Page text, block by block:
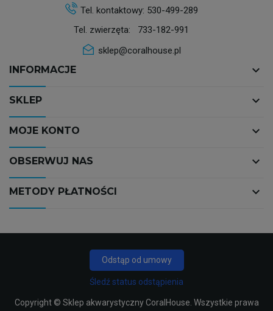
Tel. kontaktowy: 530-499-289
Tel. zwierzęta: 733-182-991
sklep@coralhouse.pl
INFORMACJE keyboard_arrow_down
SKLEP keyboard_arrow_down
MOJE KONTO keyboard_arrow_down
OBSERWUJ NAS keyboard_arrow_down
METODY PŁATNOŚCI keyboard_arrow_down
Odstąp od umowy
Śledź status odstąpienia
Copyright © Sklep akwarystyczny CoralHouse . Wszystkie prawa